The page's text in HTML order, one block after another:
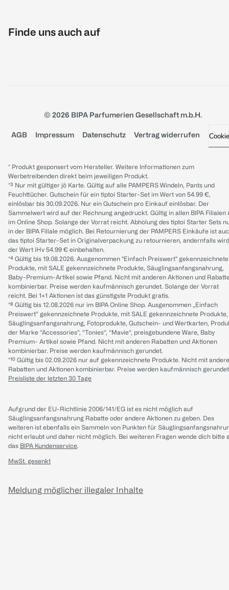
Finde uns auch auf
© 2026 BIPA Parfumerien Gesellschaft m.b.H.
AGB Impressum Datenschutz Vertrag widerrufen
* Produkt gesponsert vom Hersteller. Weitere Informationen zum
Werbetreibenden direkt beim jeweiligen Produkt.
*³ Nur mit gültiger jö Karte. Gültig auf alle PAMPERS Windeln, Pants und
Feuchttücher. Gutschein für ein tiptoi Starter-Set im Wert von 54.99 €,
einlösbar bis 30.09.2026. Nur ein Gutschein pro Einkauf einlösbar. Der
Sammelwert wird auf der Rechnung angedruckt. Gültig in allen BIPA Filialen
im Online Shop. Solange der Vorrat reicht. Abholung des tiptoi Starter Sets
in der BIPA Filiale möglich. Bei Retournierung der PAMPERS Einkäufe ist
das tiptoi Starter-Set in Originalverpackung zu retournieren, andernfalls wird
der Wert iHv 54.99 € einbehalten.
*⁴ Gültig bis 19.08.2026. Ausgenommen "Einfach Preiswert" gekennzeichnete
Produkte, mit SALE gekennzeichnete Produkte, Säuglingsanfangsnahrung,
Baby-Premium-Artikel sowie Pfand. Nicht mit anderen Aktionen und
kombinierbar. Preise werden kaufmännisch gerundet. Solange der Vorrat
reicht. Bei 1+1 Aktionen ist das günstigste Produkt gratis.
*⁸ Gültig bis 12.08.2026 nur im BIPA Online Shop. Ausgenommen „Einfach
Preiswert“ gekennzeichnete Produkte, mit SALE gekennzeichnete Produkte,
Säuglingsanfangsnahrung, Fotoprodukte, Gutschein- und Wertkarten,
der Marke “Accessories“, “Tonies“, “Mavie“, preisgebundene Ware, Baby
Premium- Artikel sowie Pfand. Nicht mit anderen Rabatten und Aktionen
kombinierbar. Preise werden kaufmännisch gerundet.
*¹⁰ Gültig bis 02.09.2026 nur auf gekennzeichnete Produkte. Nicht mit
Rabatten und Aktionen kombinierbar. Preise werden kaufmännisch
Preisliste der letzten 30 Tage
Aufgrund der EU-Richtlinie 2006/141/EG ist es nicht möglich auf
Säuglingsanfangsnahrung Rabatte oder andere Aktionen zu geben. Des
weiteren ist ebenfalls ein Sammeln von Punkten für
nicht erlaubt und daher nicht möglich. Bei weiteren Fragen wende dich bitte
das BIPA Kundenservice.
MwSt. gesenkt
Meldung möglicher illegaler Inhalte